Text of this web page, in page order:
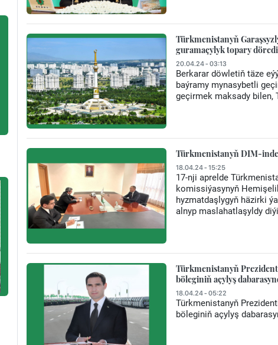
Türkmenistanyň
guramaçylyk topary
20.04.24 - 03:13
Berkarar döwletiň täze
baýramy mynasybetli
geçirmek maksady bilen,
Türkmenistanyň DIM-inde
18.04.24 - 15:25
17-nji aprelde
komissiýasynyň
hyzmatdaşlygyň häzirki
alnyp maslahatlaşyldy
Türkmenistanyň
böleginiň açylyş
18.04.24 - 05:22
Türkmenistanyň
böleginiň açylyş